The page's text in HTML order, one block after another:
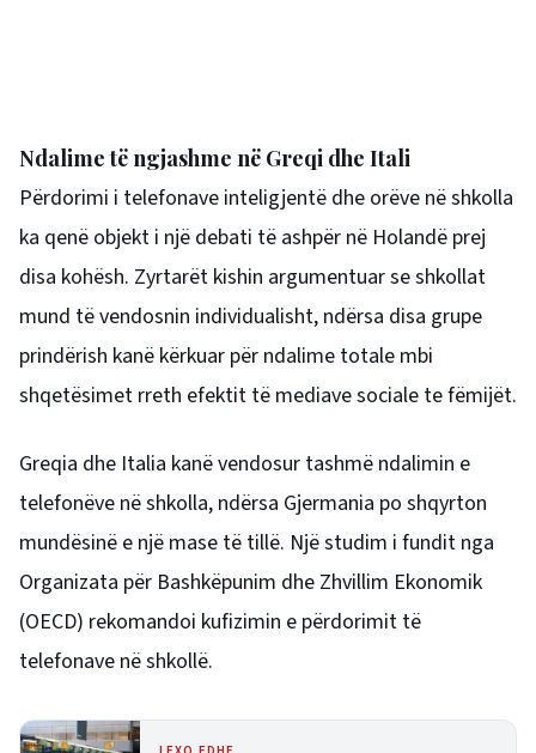
Ndalime të ngjashme në Greqi dhe Itali
Përdorimi i telefonave inteligjentë dhe orëve në shkolla
ka qenë objekt i një debati të ashpër në Holandë prej
disa kohësh. Zyrtarët kishin argumentuar se shkollat ​​
mund të vendosnin individualisht, ndërsa disa grupe
prindërish kanë kërkuar për ndalime totale mbi
shqetësimet rreth efektit të mediave sociale te fëmijët.
Greqia dhe Italia kanë vendosur tashmë ndalimin e
telefonëve në shkolla, ndërsa Gjermania po shqyrton
mundësinë e një mase të tillë. Një studim i fundit nga
Organizata për Bashkëpunim dhe Zhvillim Ekonomik
(OECD) rekomandoi kufizimin e përdorimit të
telefonave në shkollë.